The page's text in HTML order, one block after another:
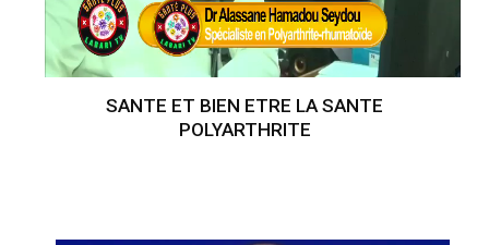
SANTE ET BIEN ETRE LA SANTE
POLYARTHRITE